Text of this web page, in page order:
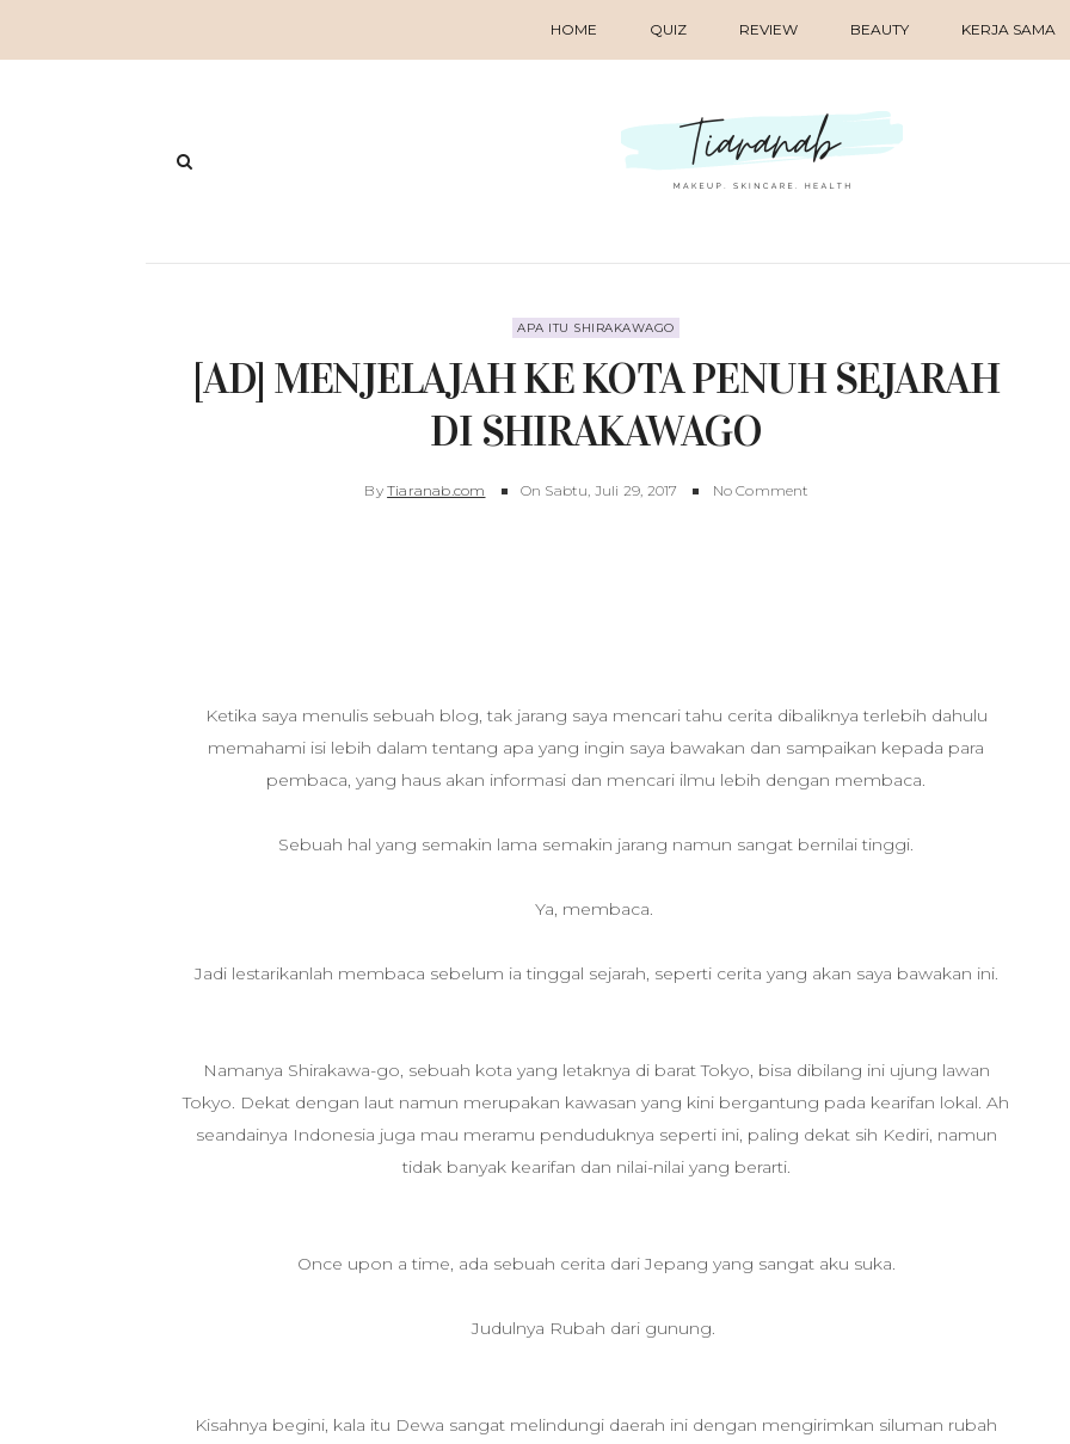
HOME QUIZ REVIEW BEAUTY KERJA SAMA
APA ITU SHIRAKAWAGO
[AD] MENJELAJAH KE KOTA PENUH SEJARAH
DI SHIRAKAWAGO
By Tiaranab.com On Sabtu, Juli 29, 2017 No Comment
Ketika saya menulis sebuah blog, tak jarang saya mencari tahu cerita dibaliknya terlebih dahulu
memahami isi lebih dalam tentang apa yang ingin saya bawakan dan sampaikan kepada para
pembaca, yang haus akan informasi dan mencari ilmu lebih dengan membaca.
Sebuah hal yang semakin lama semakin jarang namun sangat bernilai tinggi.
Ya, membaca.
Jadi lestarikanlah membaca sebelum ia tinggal sejarah, seperti cerita yang akan saya bawakan ini.
Namanya Shirakawa-go, sebuah kota yang letaknya di barat Tokyo, bisa dibilang ini ujung lawan
Tokyo. Dekat dengan laut namun merupakan kawasan yang kini bergantung pada kearifan lokal. Ah
seandainya Indonesia juga mau meramu penduduknya seperti ini, paling dekat sih Kediri, namun
tidak banyak kearifan dan nilai-nilai yang berarti.
Once upon a time, ada sebuah cerita dari Jepang yang sangat aku suka.
Judulnya Rubah dari gunung.
Kisahnya begini, kala itu Dewa sangat melindungi daerah ini dengan mengirimkan siluman rubah